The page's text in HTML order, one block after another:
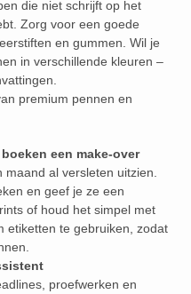
die niet schrijft op het
Zorg voor een goede
en gummen. Wil je
in verschillende kleuren –
premium pennen en
een make-over
al versleten uitzien.
en geef je ze een
of houd het simpel met
etiketten te gebruiken, zodat
proefwerken en